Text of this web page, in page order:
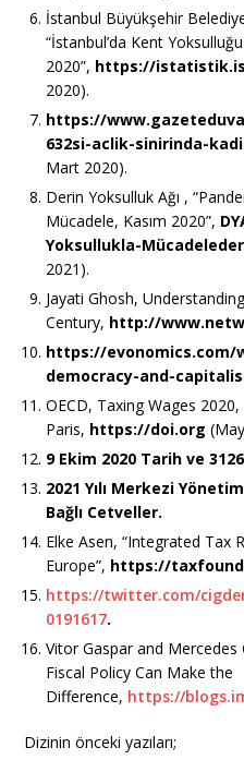
İstanbul Büyükşehir
“İstanbul’da Kent
2020”, https://
2020).
https://
632si-aclik-sinirinda-
Mart 2020).
Derin Yoksulluk Ağı ,
Mücadele, Kasım 2020”,
Yoksullukla-
2021).
Jayati Ghosh,
Century, http://
https://evonomics.com/
democracy-and-
OECD, Taxing Wages
Paris, https://doi.org
9 Ekim 2020 Tarih ve
2021 Yılı Merkezi
Bağlı Cetveller.
Elke Asen, “Integrated Tax
Europe”, https://
https://twitter.com/
0191617.
Vitor Gaspar and Mercedes
Fiscal Policy Can Make the
Difference, https://
Dizinin önceki yazıları;